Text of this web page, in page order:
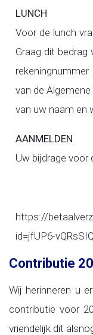
LUNCH
Voor de lunch
Graag dit
rekeningnummer
van de
van uw naam en
AANMELDEN
Uw bijdrage voor
https://
id=jfUP6-
Contributie
Wij herinneren u
contributie voor
vriendelijk dit